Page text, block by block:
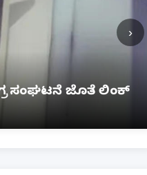
ಹಲವರಿಗೆ ಗಂಭೀರ
›